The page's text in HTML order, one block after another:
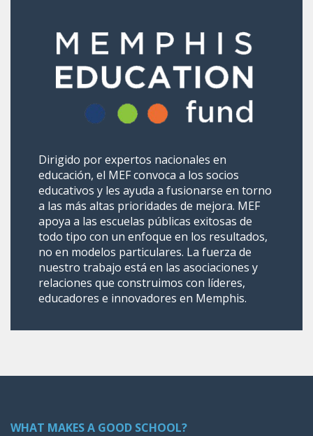
Dirigido por expertos nacionales en
educación, el MEF convoca a los socios
educativos y les ayuda a fusionarse en torno
a las más altas prioridades de mejora. MEF
apoya a las escuelas públicas exitosas de
todo tipo con un enfoque en los resultados,
no en modelos particulares. La fuerza de
nuestro trabajo está en las asociaciones y
relaciones que construimos con líderes,
educadores e innovadores en Memphis.
WHAT MAKES A GOOD SCHOOL?